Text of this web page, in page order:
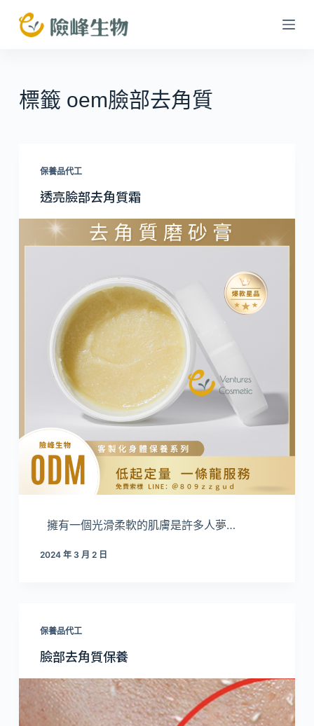
跳
至
內
容
標籤 oem臉部去角質
保養品代工
透亮臉部去角質霜
擁有一個光滑柔軟的肌膚是許多人夢…
2024 年 3 月 2 日
保養品代工
臉部去角質保養